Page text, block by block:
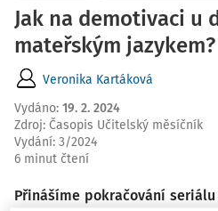
Jak na demotivaci u
mateřským jazykem?
Veronika Kartáková
Vydáno: 19. 2. 2024
Zdroj: Časopis Učitelský měsíčník
Vydání: 3/2024
6 minut čtení
Přinášíme pokračování seriálu